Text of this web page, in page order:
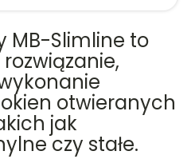
MB-Slimline to
otwieranych
jak
czy stałe.